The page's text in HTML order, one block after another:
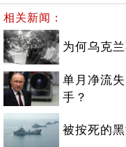
相关新闻：
为何乌克
单月净流
手？
被按死的